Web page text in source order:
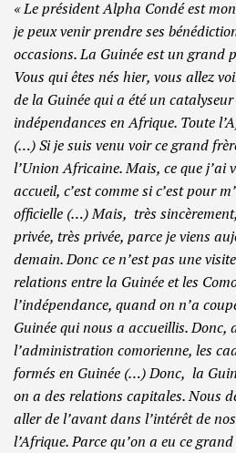
« Le président Alpha Condé est
je peux venir prendre ses
occasions. La Guinée est un grand
Vous qui êtes nés hier, vous allez
de la Guinée qui a été un
indépendances en Afrique. Toute
(…) Si je suis venu voir ce grand
l’Union Africaine. Mais, ce que j’ai
accueil, c’est comme si c’est pour
officielle (…) Mais, très
privée, très privée, parce je viens
demain. Donc ce n’est pas une
relations entre la Guinée et les
l’indépendance, quand on n’a
Guinée qui nous a accueillis. Donc,
l’administration comorienne, les
formés en Guinée (…) Donc, la
on a des relations capitales. Nous
aller de l’avant dans l’intérêt de
l’Afrique. Parce qu’on a eu ce